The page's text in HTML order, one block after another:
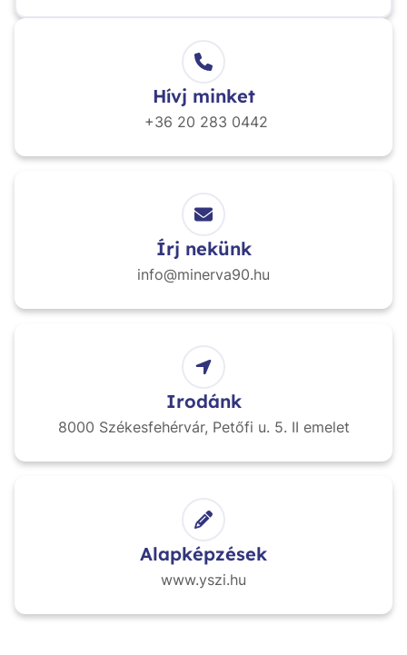
Hívj minket
+36 20 283 0442
Írj nekünk
info@minerva90.hu
Irodánk
8000 Székesfehérvár, Petőfi u. 5. II emelet
Alapképzések
www.yszi.hu